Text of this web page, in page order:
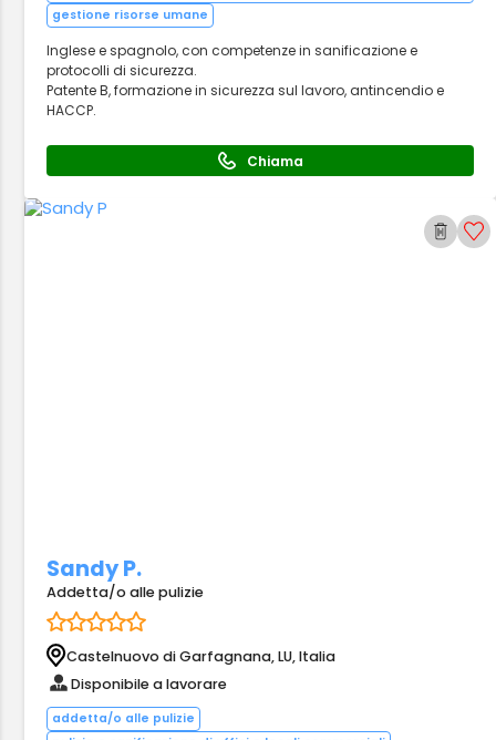
gestione risorse umane
Inglese e spagnolo, con competenze in sanificazione e
protocolli di sicurezza.
Patente B, formazione in sicurezza sul lavoro, antincendio e
HACCP.
Chiama
Sandy P.
Addetta/o alle pulizie
Castelnuovo di Garfagnana, LU, Italia
Disponibile a lavorare
addetta/o alle pulizie